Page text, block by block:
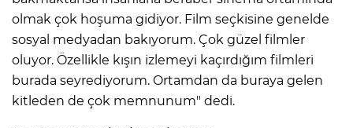
olmak çok hoşuma gidiyor. Film seçkisine genelde
sosyal medyadan bakıyorum. Çok güzel filmler
oluyor. Özellikle kışın izlemeyi kaçırdığım filmleri
burada seyrediyorum. Ortamdan da buraya gelen
kitleden de çok memnunum" dedi.